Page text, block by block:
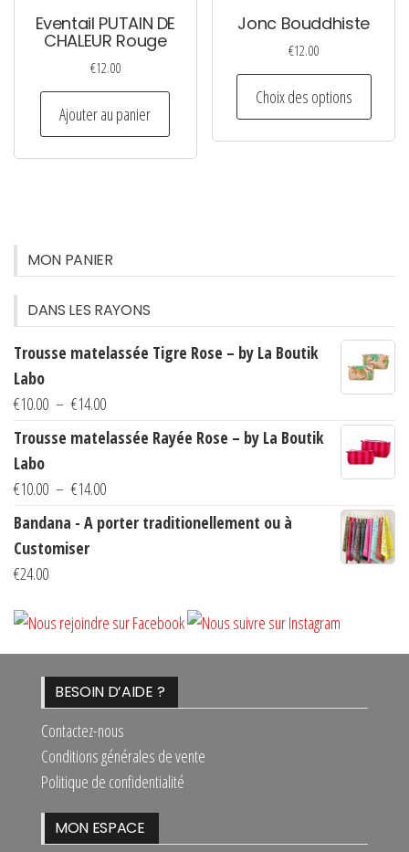
page
Eventail PUTAIN DE
CHALEUR Rouge
€12.00
Ajouter au panier
Jonc Bouddhiste
€12.00
Choix des options
Ce
sur
la
page
produit
MON PANIER
DANS LES RAYONS
Trousse matelassée Tigre Rose – by La Boutik
Labo
€10.00 – €14.00Plage
de
€10.00
€14.00
Trousse matelassée Rayée Rose – by La Boutik
Labo
€10.00 – €14.00Plage
€14.00
Bandana - A porter traditionellement ou à
Customiser
€24.00
BESOIN D’AIDE ?
Contactez-nous
Conditions générales de vente
Politique de confidentialité
MON ESPACE